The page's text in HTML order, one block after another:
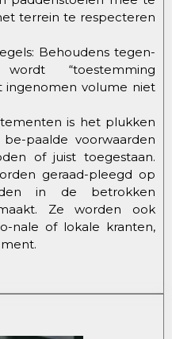
terrein te respecteren
Behoudens tegen-
“toestemming
ingenomen volume niet
is het plukken
paalde voorwaarden
of juist toegestaan.
geraad-pleegd op
in de betrokken
Ze worden ook
nale of lokale kranten,